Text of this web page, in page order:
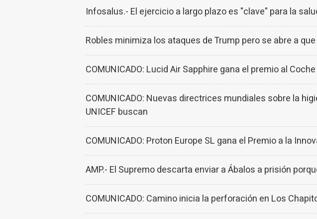
Infosalus.- El ejercicio a largo plazo es "clave" para la
Robles minimiza los ataques de Trump pero se abre a
COMUNICADO: Lucid Air Sapphire gana el premio al
COMUNICADO: Nuevas directrices mundiales sobre la
UNICEF buscan
COMUNICADO: Proton Europe SL gana el Premio a la
AMP.- El Supremo descarta enviar a Ábalos a prisión
COMUNICADO: Camino inicia la perforación en Los